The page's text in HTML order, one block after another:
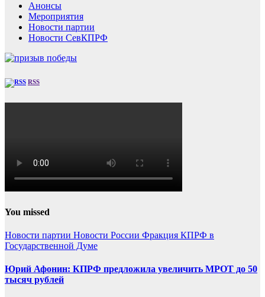
Анонсы
Мероприятия
Новости партии
Новости СевКПРФ
RSS
You missed
Новости партии Новости России Фракция КПРФ в
Государственной Думе
Юрий Афонин: КПРФ предложила увеличить МРОТ до 50
тысяч рублей